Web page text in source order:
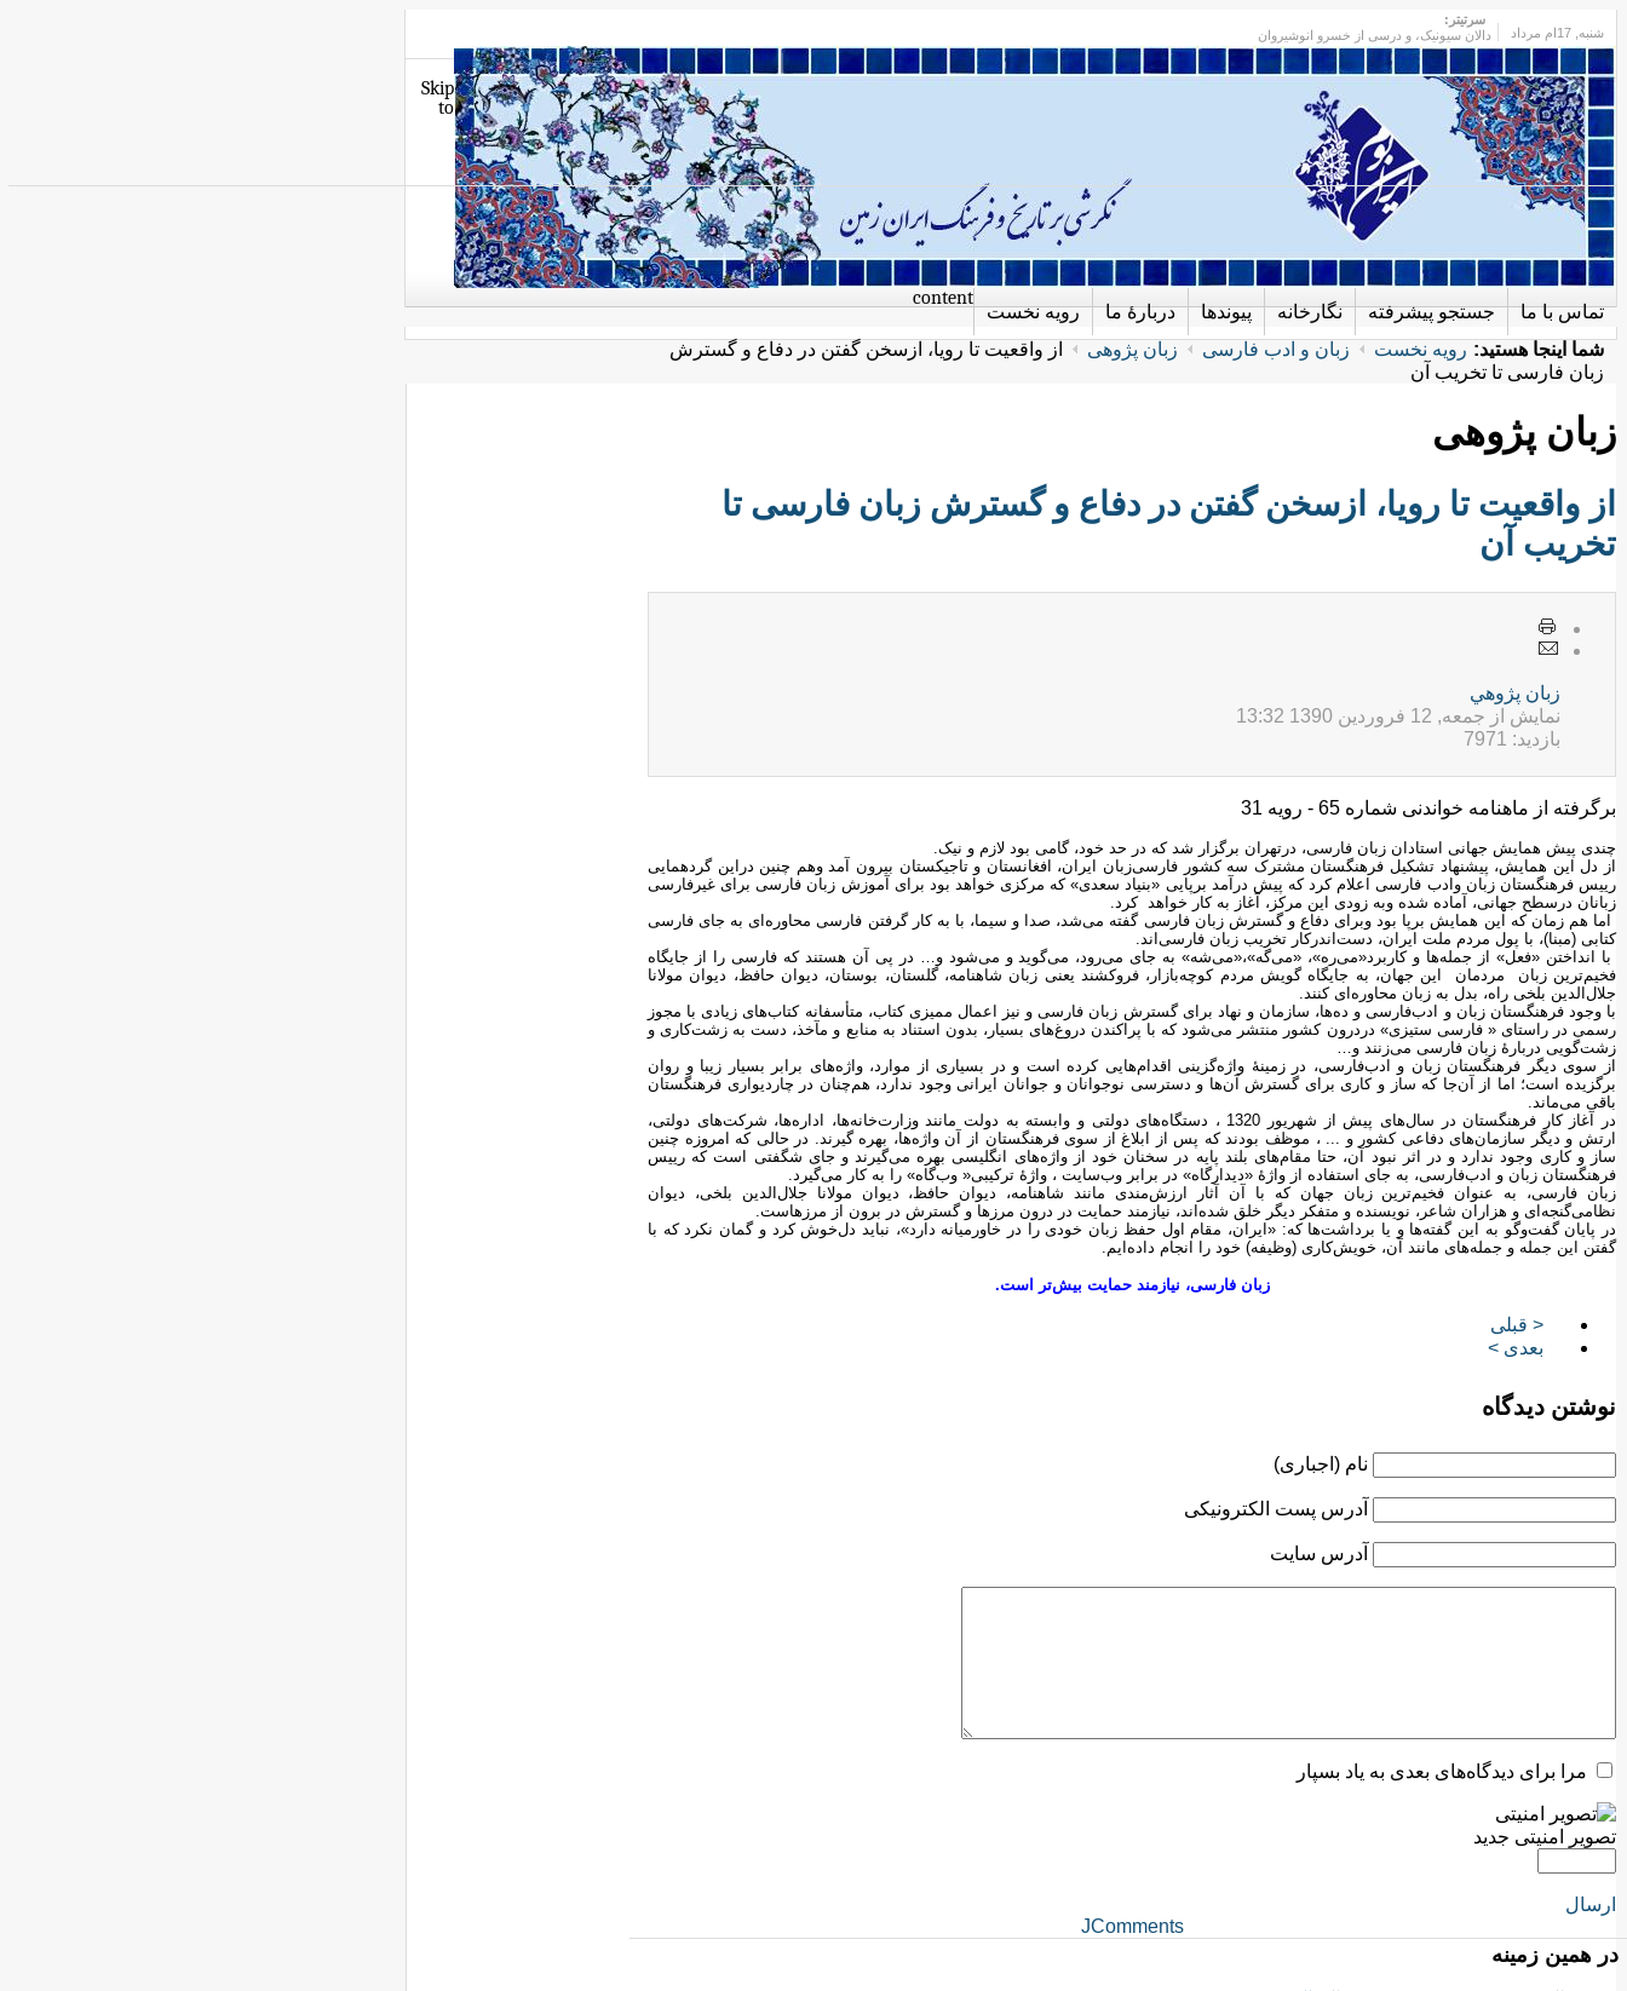
شنبه
سرتیتر:
دالان سیونیک، و درسی از خسرو انوشیروان
رویه نخست دربارهٔ ما پیوندها نگارخانه جستجو پیشرفته تماس با ما
Skip
to
content
شما اینجا هستید: رویه نخست زبان و ادب فارسی زبان پژوهی
از واقعیت تا رویا، ازسخن گفتن در دفاع و گسترش
زبان فارسی تا تخریب آن
زبان پژوهی
از واقعیت تا رویا، ازسخن گفتن در دفاع و گسترش زبان فارسی تا
تخریب آن
زبان پژوهي
نمایش از جمعه, 12 فروردين 1390 13:32
بازدید: 7971
برگرفته از ماهنامه خواندنی شماره 65 - رویه 31
چندی پیش همایش جهانی استادان زبان فارسی، درتهران برگزار شد که در حد خود، گامی بود لازم و نیک.
از دل این همایش، پیشنهاد تشکیل فرهنگستان مشترک سه کشور فارسی‌زبان ایران، افغانستان و تاجیکستان بیرون آمد وهم چنین دراین گرد‌همایی
رییس فرهنگستان زبان وادب فارسی اعلام کرد که پیش درآمد برپایی «بنیاد سعدی» که مرکزی خواهد بود برای آموزش زبان فارسی برای غیر‌فارسی
زبانان درسطح جهانی، آماده شده وبه زودی این مرکز، آغاز به کار خواهد کرد.
اما هم زمان که این همایش برپا بود وبرای دفاع و گسترش زبان فارسی گفته می‌شد، صدا و سیما، با به کار گرفتن فارسی محاوره‌ای به جای فارسی
کتابی (مبنا)، با پول مردم ملت ایران، دست‌اندرکار تخریب زبان فارسی‌اند.
با انداختن «فعل» از جمله‌ها و کاربرد«می‌ره»، «می‌گه»،«می‌شه» به جای می‌رود، می‌گوید و می‌شود و… در پی آن هستند که فارسی را از جایگاه
فخیم‌ترین زبان مردمان این جهان، به جایگاه گویش مردم کوچه‌بازار، فروکشند یعنی زبان شاهنامه، گلستان، بوستان، دیوان حافظ، دیوان مولانا
جلال‌الدین بلخی راه، بدل به زبان محاوره‌ای کنند.
با وجود فرهنگستان زبان و ادب‌فارسی و ده‌ها، سازمان و نهاد برای گسترش زبان فارسی و نیز اعمال ممیزی کتاب، متأسفانه کتاب‌های زیادی با مجوز
رسمی در راستای « فارسی ‌ستیزی» دردرون کشور منتشر می‌شود که با پراکندن دروغ‌های بسیار، بدون استناد به منابع و مآخذ، دست به زشت‌کاری و
زشت‌گویی دربارۀ زبان فارسی می‌زنند و…
از سوی دیگر فرهنگستان زبان و ادب‌فارسی، در زمینۀ واژه‌گزینی اقدام‌هایی کرده است و در بسیاری از موارد، واژه‌های برابر بسیار زیبا و روان
برگزیده است؛ اما از آن‌جا که ساز و کاری برای گسترش آن‌ها و دسترسی نوجوانان و جوانان ایرانی وجود ندارد، هم‌چنان در چار‌دیواری فرهنگستان
باقی می‌ماند.
در آغاز کار فرهنگستان در سال‌های پیش از شهریور 1320 ، دستگاه‌های دولتی و وابسته به دولت مانند وزارت‌خانه‌ها، اداره‌ها، شرکت‌های دولتی،
ارتش و دیگر سازمان‌های دفاعی کشور و ... ، موظف بودند که پس از ابلاغ از سوی فرهنگستان از آن واژه‌ها، بهره گیرند. در حالی که امروزه چنین
ساز و کاری وجود ندارد و در اثر نبود آن، حتا مقام‌های بلند پایه در سخنان خود از واژه‌های انگلیسی بهره می‌گیرند و جای شگفتی است که رییس
فرهنگستان زبان و ادب‌فارسی، به جای استفاده از واژۀ «دیدار‌گاه» در برابر وب‌سایت ، واژۀ ترکیبی« وب‌گاه» را به کار می‌گیرد.
زبان فارسی، به عنوان فخیم‌ترین زبان جهان که با آن آثار ارزش‌مندی مانند شاهنامه، دیوان حافظ، دیوان مولانا جلال‌الدین بلخی، دیوان
نظامی‌گنجه‌ای و هزاران شاعر، نویسنده و متفکر دیگر خلق شده‌اند، نیازمند حمایت در درون مرزها و گسترش در برون از مرز‌هاست.
در پایان گفت‌و‌گو به این گفته‌ها و یا برداشت‌ها که: «ایران، مقام اول حفظ زبان خودی را در خاورمیانه دارد»، نباید دل‌خوش کرد و گمان نکرد که با
گفتن این جمله و جمله‌های مانند آن، خویش‌کاری (وظیفه) خود را انجام داده‌ایم.
زبان فارسی، نیازمند حمایت بیش‌تر است.
< قبلی
بعدی >
نوشتن دیدگاه
نام (اجباری)
آدرس پست الکترونیکی
آدرس سایت
مرا برای دیدگاه‌های بعدی به یاد بسپار
تصویر امنیتی جدید
ارسال
JComments
در همین زمینه